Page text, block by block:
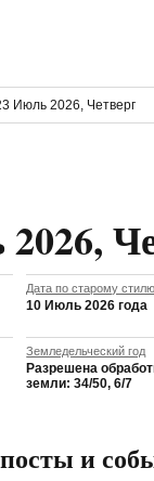
Июль 2026, Четверг
Дата по старому стилю
10 Июль 2026 года
Земледельческий год
Разрешена
земли: 34/50, 6/7
и